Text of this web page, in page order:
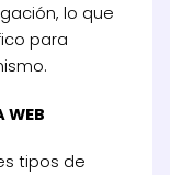
lo que
para
WEB
tipos de